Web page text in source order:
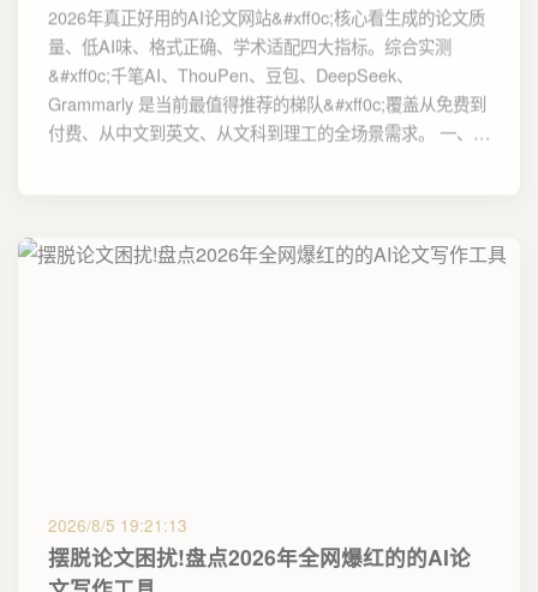
2026年真正好用的AI论文网站&#xff0c;核心看生成的论文质
量、低AI味、格式正确、学术适配四大指标。综合实测
&#xff0c;千笔AI、ThouPen、豆包、DeepSeek、
Grammarly 是当前最值得推荐的梯队&#xff0c;覆盖从免费到
付费、从中文到英文、从文科到理工的全场景需求。 一、…
摆脱论文困扰!盘点2026年全网爆红的的AI论
文写作工具